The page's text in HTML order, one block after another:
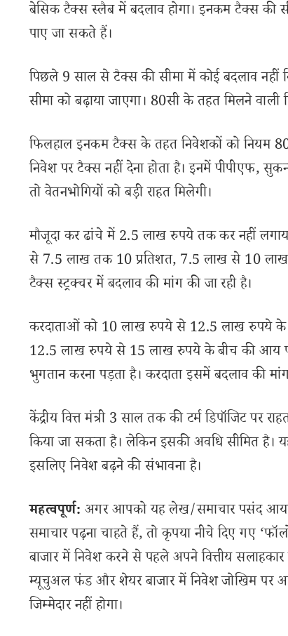
बेसिक टैक्स स्लैब में बदलाव होगा। इनकम टैक्स की
पाए जा सकते हैं।
पिछले 9 साल से टैक्स की सीमा में कोई बदलाव
सीमा को बढ़ाया जाएगा। 80सी के तहत मिलने वाली
फिलहाल इनकम टैक्स के तहत निवेशकों को नियम
निवेश पर टैक्स नहीं देना होता है। इनमें पीपीएफ,
तो वेतनभोगियों को बड़ी राहत मिलेगी।
मौजूदा कर ढांचे में 2.5 लाख रुपये तक कर नहीं
से 7.5 लाख तक 10 प्रतिशत, 7.5 लाख से 10
टैक्स स्ट्रक्चर में बदलाव की मांग की जा रही है।
करदाताओं को 10 लाख रुपये से 12.5 लाख रुपये के
12.5 लाख रुपये से 15 लाख रुपये के बीच की आय
भुगतान करना पड़ता है। करदाता इसमें बदलाव की
केंद्रीय वित्त मंत्री 3 साल तक की टर्म डिपॉजिट पर
किया जा सकता है। लेकिन इसकी अवधि सीमित है।
इसलिए निवेश बढ़ने की संभावना है।
महत्वपूर्ण: अगर आपको यह लेख/समाचार पसंद
समाचार पढ़ना चाहते हैं, तो कृपया नीचे दिए गए
बाजार में निवेश करने से पहले अपने वित्तीय
म्यूचुअल फंड और शेयर बाजार में निवेश जोखिम पर
जिम्मेदार नहीं होगा।